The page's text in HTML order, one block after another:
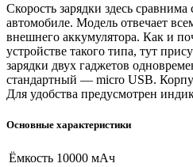
Скорость зарядки здесь сравнима
автомобиле. Модель отвечает
внешнего аккумулятора. Как и
устройстве такого типа, тут
зарядки двух гаджетов
стандартный — micro USB.
Для удобства предусмотрен
Основные характеристики
Ёмкость 10000 мАч